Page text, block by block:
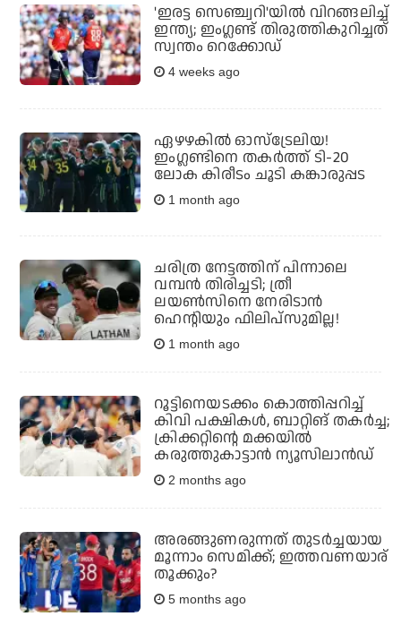
'ഇരട്ട സെഞ്ച്വറി'യില്‍ വിറങ്ങലിച്ച്
ഇന്ത്യ; ഇംഗ്ലണ്ട് തിരുത്തികുറിച്ചത്
സ്വന്തം റെക്കോഡ്
4 weeks ago
ഏഴഴകില്‍ ഓസ്‌ട്രേലിയ!
ഇംഗ്ലണ്ടിനെ തകര്‍ത്ത് ടി-20
ലോക കിരീടം ചൂടി കങ്കാരുപ്പട
1 month ago
ചരിത്ര നേട്ടത്തിന് പിന്നാലെ
വമ്പന്‍ തിരിച്ചടി; ത്രീ
ലയണ്‍സിനെ നേരിടാന്‍
ഹെന്റിയും ഫിലിപ്‌സുമില്ല!
1 month ago
റൂട്ടിനെയടക്കം കൊത്തിപ്പറിച്ച്
കിവി പക്ഷികള്‍, ബാറ്റിങ് തകര്‍ച്ച;
ക്രിക്കറ്റിന്റെ മക്കയില്‍
കരുത്തുകാട്ടാന്‍ ന്യൂസിലാന്‍ഡ്
2 months ago
അരങ്ങുണരുന്നത് തുടര്‍ച്ചയായ
മൂന്നാം സെമിക്ക്; ഇത്തവണയാര്
തൂക്കും?
5 months ago